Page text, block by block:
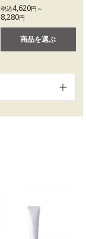
税込4,620円～
8,280円
商品を選ぶ